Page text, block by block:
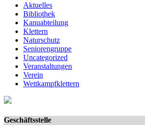
Aktuelles
Bibliothek
Kanuabteilung
Klettern
Naturschutz
Seniorengruppe
Uncategorized
Veranstaltungen
Verein
Wettkampfklettern
Geschäftsstelle